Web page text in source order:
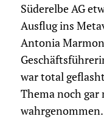
Süderelbe AG
Ausflug ins
Antonia
war total
Thema noch